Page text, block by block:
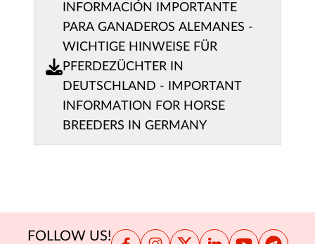
INFORMACIÓN IMPORTANTE
PARA GANADEROS ALEMANES -
WICHTIGE HINWEISE FÜR
PFERDEZÜCHTER IN
DEUTSCHLAND - IMPORTANT
INFORMATION FOR HORSE
BREEDERS IN GERMANY
Anleitung zur Einschreibung des Pferdes in
das Zuchtbuch (103)
FOLLOW US!